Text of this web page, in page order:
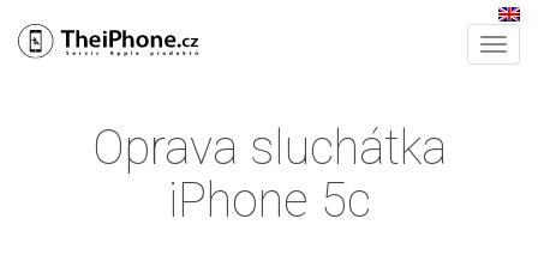
Oprava sluchátka
iPhone 5c